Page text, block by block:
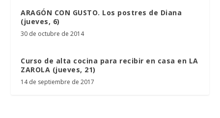
ARAGÓN CON GUSTO. Los postres de Diana
(jueves, 6)
30 de octubre de 2014
Curso de alta cocina para recibir en casa en LA
ZAROLA (jueves, 21)
14 de septiembre de 2017